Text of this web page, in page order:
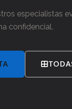
especialistas
confidencial.